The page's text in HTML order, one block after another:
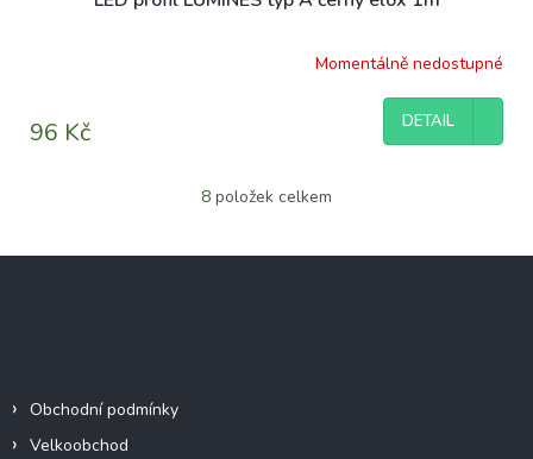
Momentálně nedostupné
96 Kč DETAIL
O
l
8 položek celkem
Obchodní podmínky
Velkoobchod